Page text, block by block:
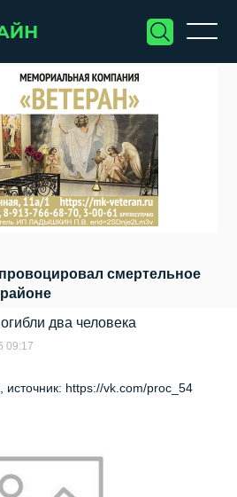
смертельное
два человека
09:17
https://vk.com/proc_54